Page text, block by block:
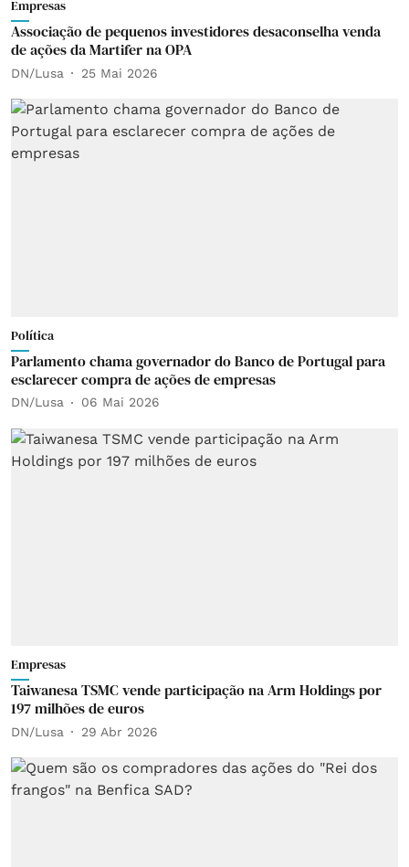
Empresas
Associação de pequenos investidores desaconselha venda
de ações da Martifer na OPA
DN/Lusa 25 Mai 2026
Política
Parlamento chama governador do Banco de Portugal para
esclarecer compra de ações de empresas
DN/Lusa 06 Mai 2026
Empresas
Taiwanesa TSMC vende participação na Arm Holdings por
197 milhões de euros
DN/Lusa 29 Abr 2026